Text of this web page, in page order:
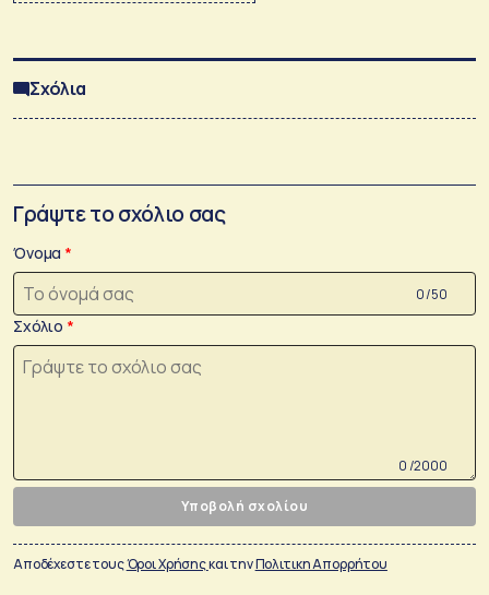
Σχόλια
Γράψτε το σχόλιο σας
Όνομα
0 /50
Σχόλιο
0 /2000
Υποβολή σχολίου
Αποδέχεστε τουςΌροι Χρήσηςκαι τηνΠολιτικη Απορρήτου